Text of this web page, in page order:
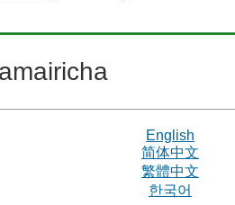
English
简体中文
繁體中文
한국어